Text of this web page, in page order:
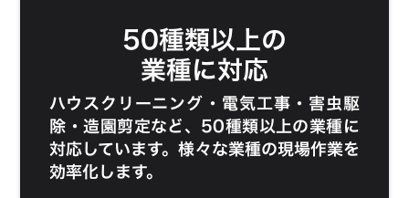
50種類以上の
業種に対応
ハウスクリーニング ・ 電気工事 ・ 害虫駆
除 ・造園剪定など、50種類以上の業種に
対応しています。様々な業種の現場作業を
効率化します。